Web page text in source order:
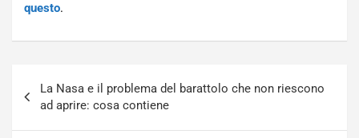
questo.
articoli
La Nasa e il problema del barattolo che non riescono
ad aprire: cosa contiene